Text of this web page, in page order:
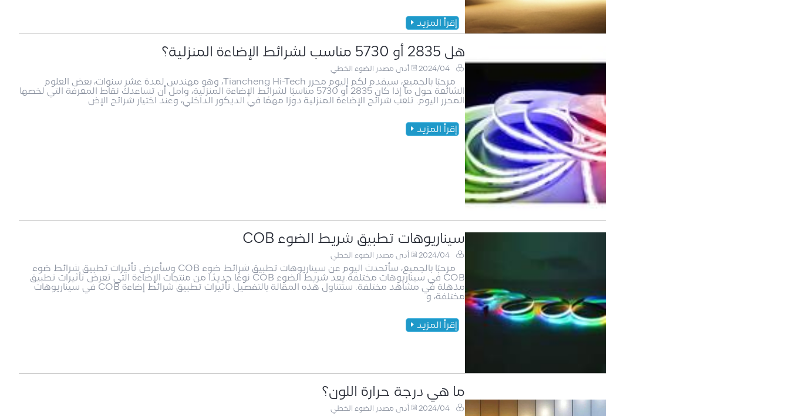
إقرأ المزيد
هل 2835 أو 5730 مناسب لشرائط الإضاءة المنزلية؟
2024/04 أدى مصدر الضوء الخطي
مرحبًا بالجميع، سيقدم لكم اليوم محرر Tiancheng Hi-Tech، وهو مهندس لمدة عشر سنوات، بعض العلوم
الشائعة حول ما إذا كان 2835 أو 5730 مناسبًا لشرائط الإضاءة المنزلية، وآمل أن تساعدك نقاط المعرفة التي لخصها
المحرر اليوم. تلعب شرائح الإضاءة المنزلية دورًا مهمًا في الديكور الداخلي، وعند اختيار شرائح الإض
إقرأ المزيد
سيناريوهات تطبيق شريط الضوء COB
2024/04 أدى مصدر الضوء الخطي
مرحبًا بالجميع، سأتحدث اليوم عن سيناريوهات تطبيق شرائط ضوء COB وسأعرض تأثيرات تطبيق شرائط ضوء
COB في سيناريوهات مختلفة.يعد شريط الضوء COB نوعًا جديدًا من منتجات الإضاءة التي تعرض تأثيرات تطبيق
مذهلة في مشاهد مختلفة. ستتناول هذه المقالة بالتفصيل تأثيرات تطبيق شرائط إضاءة COB في سيناريوهات
مختلفة، و
إقرأ المزيد
ما هي درجة حرارة اللون؟
2024/04 أدى مصدر الضوء الخطي